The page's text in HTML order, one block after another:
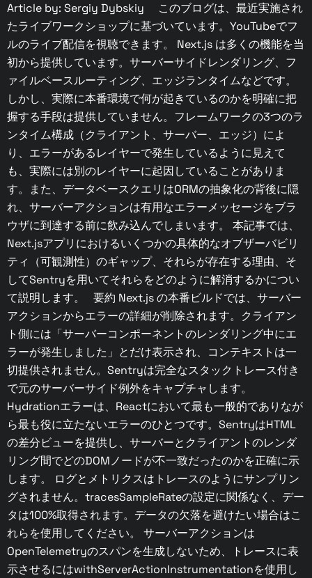
Article by: Sergiy Dybskiy このブログは、最近実施され
たライブワークショップに基づいています。YouTubeでフ
ルのライブ配信を視聴できます。 Next.js は多くの機能を当
初から提供しています。サーバーサイドレンダリング、フ
ァイルベースルーティング、エッジランタイムなどです。
しかし、実際に本番環境で何が起きているのかを明確に把
握する手段は提供していません。フレームワークの3つのラ
ンタイム構成（クライアント、サーバー、エッジ）によ
り、エラーがあるレイヤーで発生しているように見えて
も、実際には別のレイヤーに起因していることがありま
す。また、データベースクエリはORMの抽象化の背後に隠
れ、サーバーアクションは有用なエラーメッセージをブラ
ウザに到達する前に飲み込んでしまいます。 本記事では、
Next.jsアプリにおけるいくつかの具体的なオブザーバビリ
ティ（可観測性）のギャップ、それらが存在する理由、そ
してSentryを用いてそれらをどのように解消するかについ
て説明します。 要約 Next.js の本番ビルドでは、サーバー
アクションからエラーの詳細が削除されます。クライアン
ト側には「サーバーコンポーネントのレンダリング中にエ
ラーが発生しました」とだけ表示され、コンテキストは一
切提供されません。Sentryは完全なスタックトレース付き
で元のサーバーサイド例外をキャプチャします。
Hydrationエラーは、Reactにおいて最も一般的でありなが
ら最も役に立たないエラーのひとつです。SentryはHTML
の差分ビューを提供し、サーバーとクライアントのレンダ
リング間でどのDOMノードが不一致だったのかを正確に示
します。 ログとメトリクスはトレースのようにサンプリン
グされません。tracesSampleRateの設定に関係なく、デー
タは100%取得されます。データの欠落を避けたい場合はこ
れらを使用してください。 サーバーアクションは
OpenTelemetryのスパンを生成しないため、トレースに表
示させるにはwithServerActionInstrumentationを使用し